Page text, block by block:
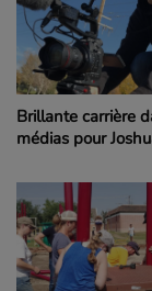
Brillante carrière
médias pour
de la Fondation